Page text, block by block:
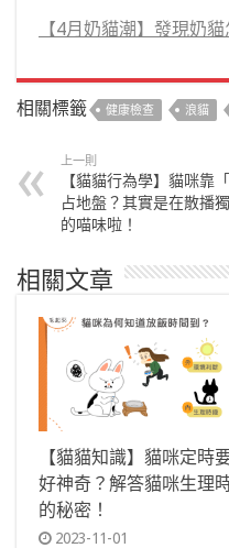
【4月奶貓潮】發現奶
相關標籤 健康檢查 浪貓
上一則
【貓貓行為學】貓咪靠「
占地盤？其實是在散播
的喵味啦！
相關文章
【貓貓知識】貓咪定時
好神奇？解答貓咪生理
的秘密！
2023-11-01